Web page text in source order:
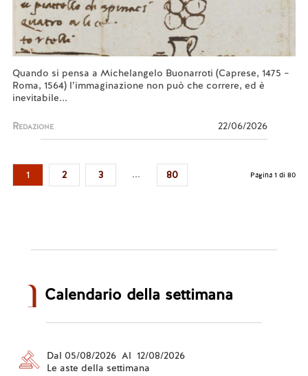
Quando si pensa a Michelangelo Buonarroti (Caprese, 1475 –
Roma, 1564) l’immaginazione non può che correre, ed è
inevitabile...
Redazione 22/06/2026
1 2 3 ... 80 Pagina 1 di 80
Calendario della settimana
Dal 05/08/2026 Al 12/08/2026
Le aste della settimana